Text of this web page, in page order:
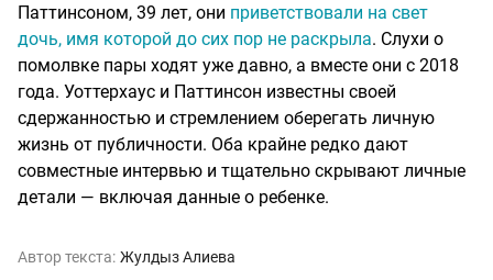
Паттинсоном, 39 лет, они приветствовали на свет
дочь, имя которой до сих пор не раскрыла. Слухи о
помолвке пары ходят уже давно, а вместе они с 2018
года. Уоттерхаус и Паттинсон известны своей
сдержанностью и стремлением оберегать личную
жизнь от публичности. Оба крайне редко дают
совместные интервью и тщательно скрывают личные
детали — включая данные о ребенке.
Автор текста: Жулдыз Алиева